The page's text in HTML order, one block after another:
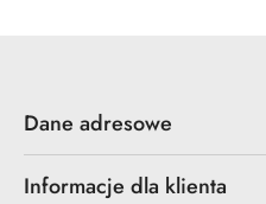
Dane adresowe
Informacje dla klienta